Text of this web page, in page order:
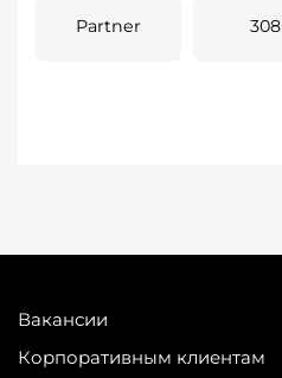
Partner 308
Вакансии
Корпоративным клиентам